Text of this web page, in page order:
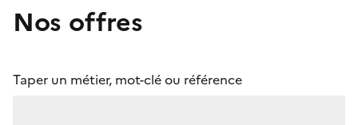
Nos offres
Taper un métier, mot-clé ou référence